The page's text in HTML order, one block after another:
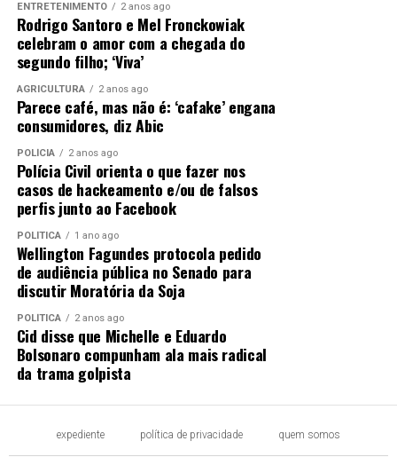
ENTRETENIMENTO 2 anos ago
Rodrigo Santoro e Mel Fronckowiak
celebram o amor com a chegada do
segundo filho; ‘Viva’
AGRICULTURA 2 anos ago
Parece café, mas não é: ‘cafake’ engana
consumidores, diz Abic
POLÍCIA 2 anos ago
Polícia Civil orienta o que fazer nos
casos de hackeamento e/ou de falsos
perfis junto ao Facebook
POLÍTICA 1 ano ago
Wellington Fagundes protocola pedido
de audiência pública no Senado para
discutir Moratória da Soja
POLÍTICA 2 anos ago
Cid disse que Michelle e Eduardo
Bolsonaro compunham ala mais radical
da trama golpista
expediente política de privacidade quem somos